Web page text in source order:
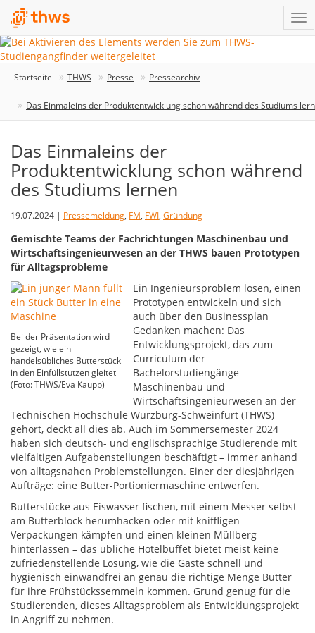
Startseite THWS Presse Pressearchiv
Das Einmaleins der Produktentwicklung schon während des Studiums
Das Einmaleins der
Produktentwicklung schon während
des Studiums lernen
19.07.2024 | Pressemeldung, FM, FWI, Gründung
Gemischte Teams der Fachrichtungen Maschinenbau und
Wirtschaftsingenieurwesen an der THWS bauen Prototypen
für Alltagsprobleme
Bei der Präsentation wird
gezeigt, wie ein
handelsübliches Butterstück
in den Einfüllstutzen gleitet
(Foto: THWS/Eva Kaupp)
Ein Ingenieursproblem lösen, einen
Prototypen entwickeln und sich
auch über den Businessplan
Gedanken machen: Das
Entwicklungsprojekt, das zum
Curriculum der
Bachelorstudiengänge
Maschinenbau und
Wirtschaftsingenieurwesen an der
Technischen Hochschule Würzburg-Schweinfurt (THWS)
gehört, deckt all dies ab. Auch im Sommersemester 2024
haben sich deutsch- und englischsprachige Studierende mit
vielfältigen Aufgabenstellungen beschäftigt – immer anhand
von alltagsnahen Problemstellungen. Einer der diesjährigen
Aufträge: eine Butter-Portioniermaschine entwerfen.
Butterstücke aus Eiswasser fischen, mit einem Messer selbst
am Butterblock herumhacken oder mit kniffligen
Verpackungen kämpfen und einen kleinen Müllberg
hinterlassen – das übliche Hotelbuffet bietet meist keine
zufriedenstellende Lösung, wie die Gäste schnell und
hygienisch einwandfrei an genau die richtige Menge Butter
für ihre Frühstückssemmeln kommen. Grund genug für die
Studierenden, dieses Alltagsproblem als Entwicklungsprojekt
in Angriff zu nehmen.